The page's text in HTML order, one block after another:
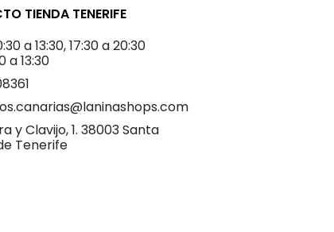
TIENDA TENERIFE
a 13:30, 17:30 a 20:30
a 13:30
y Clavijo, 1. 38003 Santa
Tenerife